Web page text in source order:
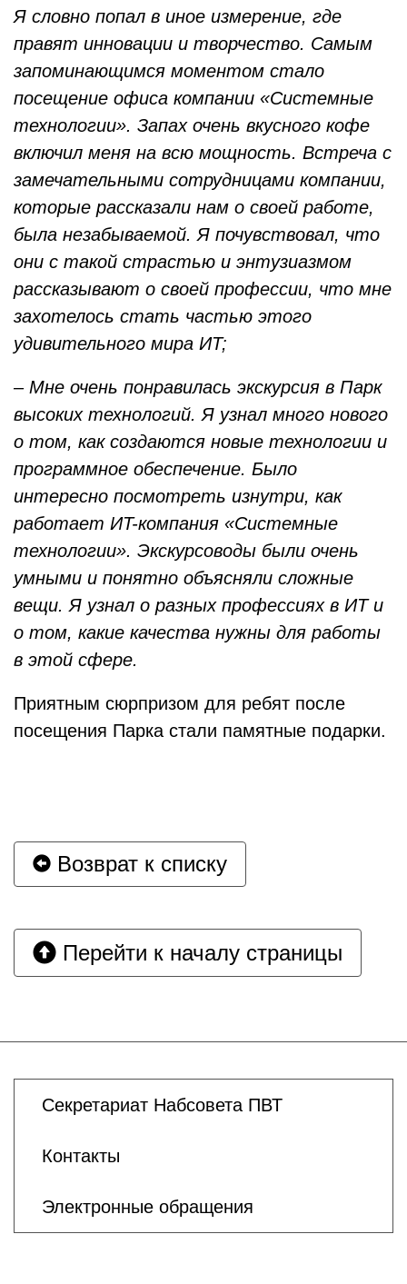
Я словно попал в иное измерение, где
правят инновации и творчество. Самым
запоминающимся моментом стало
посещение офиса компании «Системные
технологии». Запах очень вкусного кофе
включил меня на всю мощность. Встреча с
замечательными сотрудницами компании,
которые рассказали нам о своей работе,
была незабываемой. Я почувствовал, что
они с такой страстью и энтузиазмом
рассказывают о своей профессии, что мне
захотелось стать частью этого
удивительного мира ИT;
– Мне очень понравилась экскурсия в Парк
высоких технологий. Я узнал много нового
о том, как создаются новые технологии и
программное обеспечение. Было
интересно посмотреть изнутри, как
работает ИT-компания «Системные
технологии». Экскурсоводы были очень
умными и понятно объясняли сложные
вещи. Я узнал о разных профессиях в ИT и
о том, какие качества нужны для работы
в этой сфере.
Приятным сюрпризом для ребят после
посещения Парка стали памятные подарки.
Возврат к списку
Перейти к началу страницы
Секретариат Набсовета ПВТ
Контакты
Электронные обращения